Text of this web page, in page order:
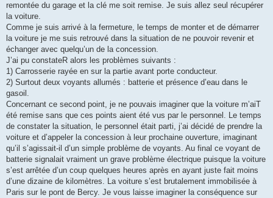
remontée du garage et la clé me soit remise. Je suis allez seul récupérer
la voiture.
Comme je suis arrivé à la fermeture, le temps de monter et de démarrer
la voiture je me suis retrouvé dans la situation de ne pouvoir revenir et
échanger avec quelqu’un de la concession.
J’ai pu constateR alors les problèmes suivants :
1) Carrosserie rayée en sur la partie avant porte conducteur.
2) Surtout deux voyants allumés : batterie et présence d’eau dans le
gasoil.
Concernant ce second point, je ne pouvais imaginer que la voiture m’aiT
été remise sans que ces points aient été vus par le personnel. Le temps
de constater la situation, le personnel était parti, j’ai décidé de prendre la
voiture et d’appeler la concession à leur prochaine ouverture, imaginant
qu’il s’agissait-il d’un simple problème de voyants. Au final ce voyant de
batterie signalait vraiment un grave problème électrique puisque la voiture
s’est arrêtée d’un coup quelques heures après en ayant juste fait moins
d’une dizaine de kilomètres. La voiture s’est brutalement immobilisée à
Paris sur le pont de Bercy. Je vous laisse imaginer la conséquence sur